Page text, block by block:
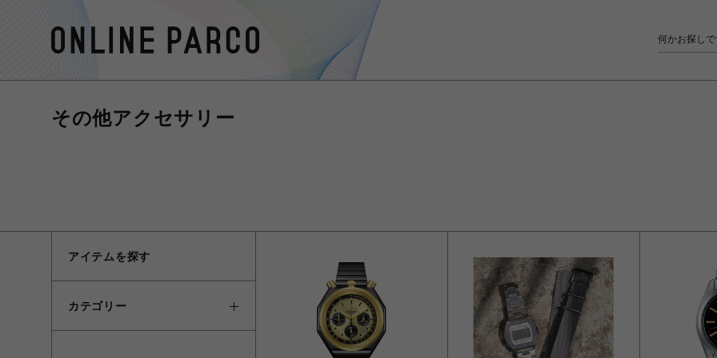
その他アクセサリー
アイテムを探す
カテゴリー